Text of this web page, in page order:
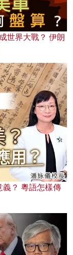
世界大戰？ 伊朗
？ 粵語怎樣傳